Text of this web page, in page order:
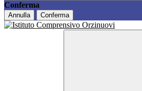
Conferma
Annulla Conferma